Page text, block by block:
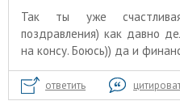
Так ты уже
поздравления) как давно
на консу. Боюсь)) да и
ответить